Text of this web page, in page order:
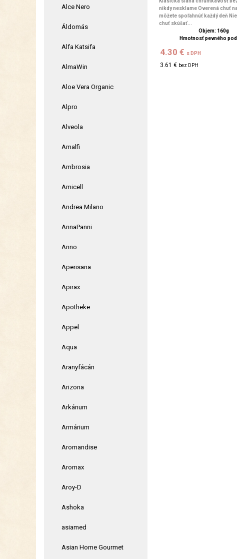
Alce Nero
Áldomás
Alfa Katsifa
AlmaWin
Aloe Vera Organic
Alpro
Alveola
Amalfi
Ambrosia
Amicell
Andrea Milano
AnnaPanni
Anno
Aperisana
Apirax
Apotheke
Appel
Aqua
Aranyfácán
Arizona
Arkánum
Armárium
Aromandise
Aromax
Aroy-D
Ashoka
asiamed
Asian Home Gourmet
nikdy nesklame Overená chuť
môžete spoľahnúť každý deň
chuť skúšať...
Objem: 160g
Hmotnosť pevného
4.30 € s DPH
3.61 € bez DPH